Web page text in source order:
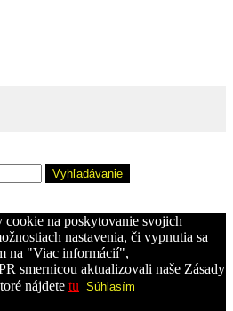
Vyhľadávanie
na poskytovanie svojich
nastavenia, či vypnutia sa
na "Viac informácií",
smernicou aktualizovali naše Zásady
nájdete tu Súhlasím